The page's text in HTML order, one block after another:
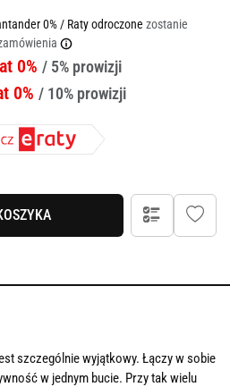
0% / Raty odroczone zostanie
0% / 5% prowizji
0% / 10% prowizji
szczególnie wyjątkowy. Łączy w sobie
w jednym bucie. Przy tak wielu